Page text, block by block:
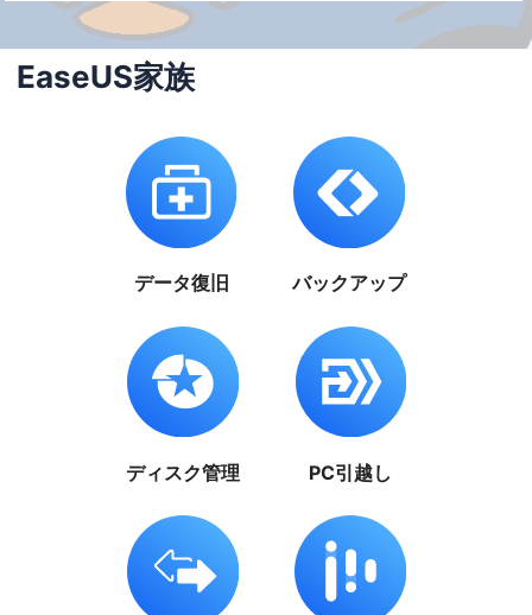
EaseUS家族
データ復旧 バックアップ
ディスク管理 PC引越し